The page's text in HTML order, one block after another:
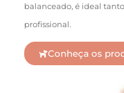
balanceado, é ideal
profissional.
Conheça os